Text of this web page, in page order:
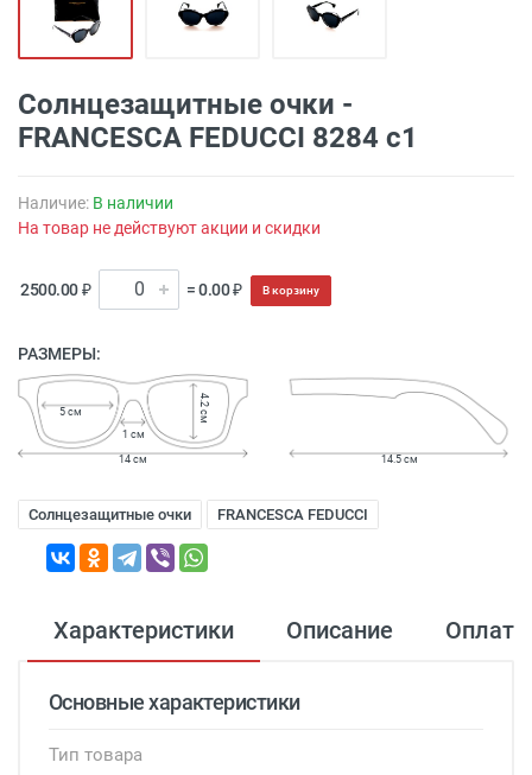
Солнцезащитные очки -
FRANCESCA FEDUCCI 8284 c1
Наличие: В наличии
На товар не действуют акции и скидки
2500.00 ₽ = 0.00 ₽ В корзину
РАЗМЕРЫ:
1 см
5 см 4.2 см
14 см 14.5 см
Солнцезащитные очки FRANCESCA FEDUCCI
Характеристики Описание Оплата
Основные характеристики
Тип товара